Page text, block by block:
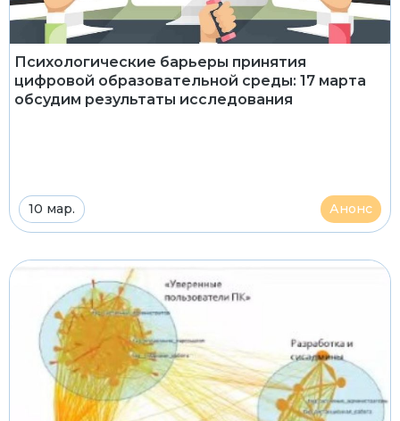
Психологические барьеры принятия
цифровой образовательной среды: 17 марта
обсудим результаты исследования
10 мар. Анонс